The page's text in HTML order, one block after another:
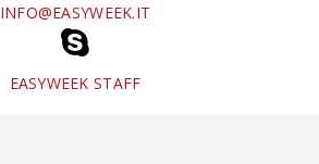
INFO@EASYWEEK.IT
EASYWEEK STAFF